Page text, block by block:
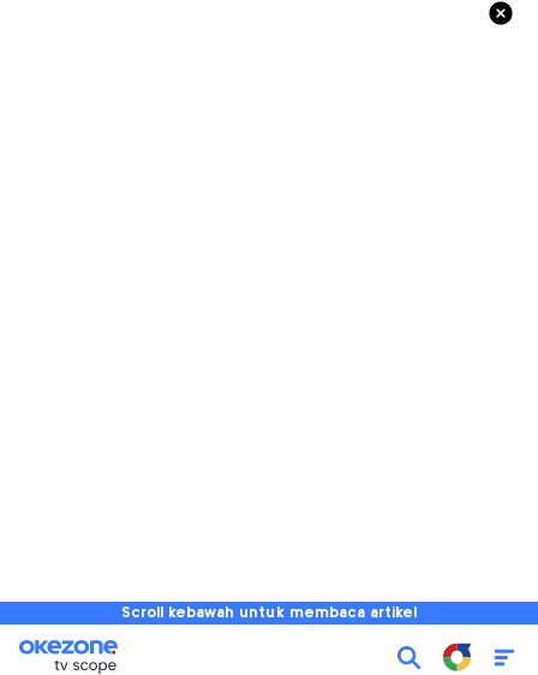
Scroll kebawah untuk membaca artikel